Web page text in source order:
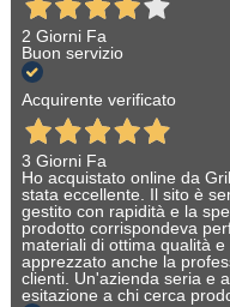
2 Giorni Fa
Buon servizio
Acquirente verificato
3 Giorni Fa
Ho acquistato online da
stata eccellente. Il sito è
gestito con rapidità e la
prodotto corrispondeva
materiali di ottima qualità
apprezzato anche la
clienti. Un'azienda seria e
esitazione a chi cerca